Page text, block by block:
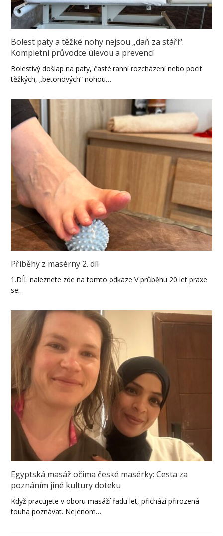
Bolest paty a těžké nohy nejsou „daň za stáří“:
Kompletní průvodce úlevou a prevencí
Bolestivý došlap na paty, časté ranní rozcházení nebo pocit
těžkých, „betonových“ nohou…
Příběhy z masérny 2. díl
1.DÍL naleznete zde na tomto odkaze V průběhu 20 let praxe
se…
Egyptská masáž očima české masérky: Cesta za
poznáním jiné kultury doteku
Když pracujete v oboru masáží řadu let, přichází přirozená
touha poznávat. Nejenom…